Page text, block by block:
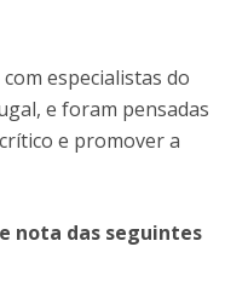
especialistas do
e foram pensadas
e promover a
nota das seguintes